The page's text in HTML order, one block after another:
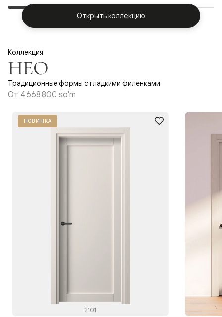
Открыть коллекцию
Коллекция
НЕО
Традиционные формы с гладкими филенками
От 4 668 800 so'm
НОВИНКА
2101